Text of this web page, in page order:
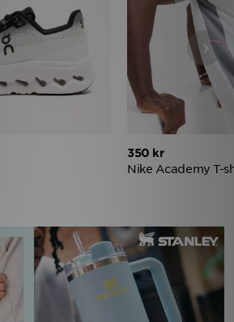
Nike Academy T-
350 kr
›